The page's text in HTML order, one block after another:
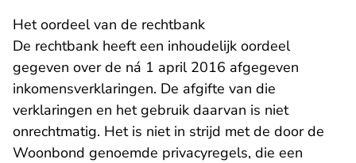
Het oordeel van de rechtbank
De rechtbank heeft een inhoudelijk oordeel
gegeven over de ná 1 april 2016 afgegeven
inkomensverklaringen. De afgifte van die
verklaringen en het gebruik daarvan is niet
onrechtmatig. Het is niet in strijd met de door de
Woonbond genoemde privacyregels, die een